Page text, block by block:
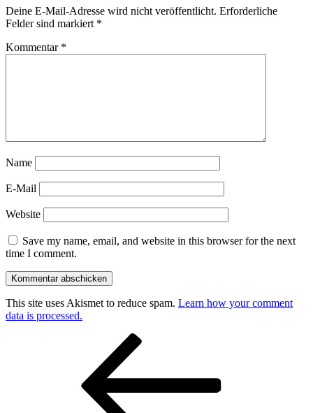
Deine E-Mail-Adresse wird nicht veröffentlicht. Erforderliche
Felder sind markiert *
Kommentar *
Name
E-Mail
Website
Save my name, email, and website in this browser for the next
time I comment.
This site uses Akismet to reduce spam. Learn how your comment
data is processed.